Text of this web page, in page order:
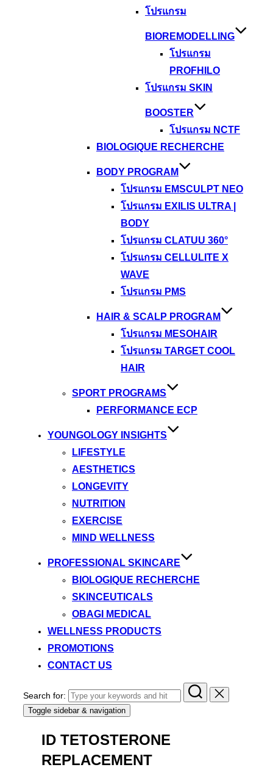
โปรแกรม
BIOREMODELLING
โปรแกรม
PROFHILO
โปรแกรม SKIN
BOOSTER
โปรแกรม NCTF
BIOLOGIQUE RECHERCHE
BODY PROGRAM
โปรแกรม EMSCULPT NEO
โปรแกรม EXILIS ULTRA |
BODY
โปรแกรม CLATUU 360°
โปรแกรม CELLULITE X
WAVE
โปรแกรม PMS
HAIR & SCALP PROGRAM
โปรแกรม MESOHAIR
โปรแกรม TARGET COOL
HAIR
SPORT PROGRAMS
PERFORMANCE ECP
YOUNGOLOGY INSIGHTS
LIFESTYLE
AESTHETICS
LONGEVITY
NUTRITION
EXERCISE
MIND WELLNESS
PROFESSIONAL SKINCARE
BIOLOGIQUE RECHERCHE
SKINCEUTICALS
OBAGI MEDICAL
WELLNESS PRODUCTS
PROMOTIONS
CONTACT US
Search for:
Toggle sidebar & navigation
ID TETOSTERONE
REPLACEMENT